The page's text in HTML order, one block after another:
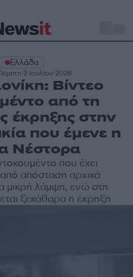
Ελλάδα
2 Ιουλίου 2026
Βίντεο
από τη
έκρηξης στην
που έμενε η
Νέστορα
που έχει
απόσταση αρχικά
μικρή λάμψη, ενώ στη
ξεκάθαρα η έκρηξη